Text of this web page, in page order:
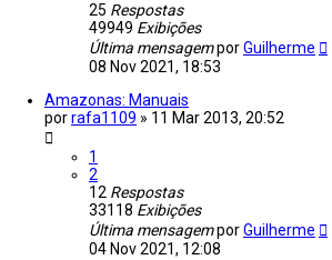
25 Respostas
49949 Exibições
Última mensagemporGuilherme
08 Nov 2021, 18:53
Amazonas: Manuais
porrafa1109 » 11 Mar 2013, 20:52
1
2
12 Respostas
33118 Exibições
Última mensagemporGuilherme
04 Nov 2021, 12:08